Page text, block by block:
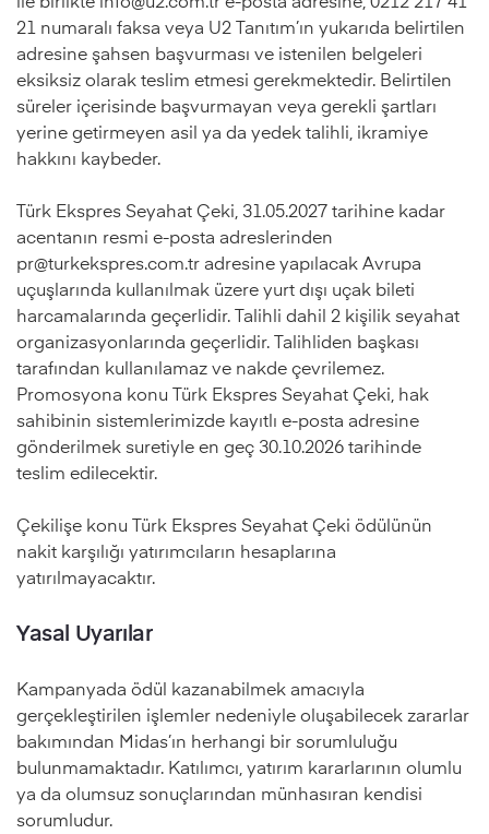
21 numaralı faksa veya U2 Tanıtım’ın yukarıda belirtilen
adresine şahsen başvurması ve istenilen belgeleri
eksiksiz olarak teslim etmesi gerekmektedir. Belirtilen
süreler içerisinde başvurmayan veya gerekli şartları
yerine getirmeyen asil ya da yedek talihli, ikramiye
hakkını kaybeder.
Türk Ekspres Seyahat Çeki, 31.05.2027 tarihine kadar
acentanın resmi e-posta adreslerinden
pr@turkekspres.com.tradresine yapılacak Avrupa
uçuşlarında kullanılmak üzere yurt dışı uçak bileti
harcamalarında geçerlidir. Talihli dahil 2 kişilik seyahat
organizasyonlarında geçerlidir. Talihliden başkası
tarafından kullanılamaz ve nakde çevrilemez.
Promosyona konu Türk Ekspres Seyahat Çeki, hak
sahibinin sistemlerimizde kayıtlı e-posta adresine
gönderilmek suretiyle en geç 30.10.2026 tarihinde
teslim edilecektir.
Çekilişe konu Türk Ekspres Seyahat Çeki ödülünün
nakit karşılığı yatırımcıların hesaplarına
yatırılmayacaktır.
Yasal Uyarılar
Kampanyada ödül kazanabilmek amacıyla
gerçekleştirilen işlemler nedeniyle oluşabilecek zararlar
bakımından Midas’ın herhangi bir sorumluluğu
bulunmamaktadır. Katılımcı, yatırım kararlarının olumlu
ya da olumsuz sonuçlarından münhasıran kendisi
sorumludur.